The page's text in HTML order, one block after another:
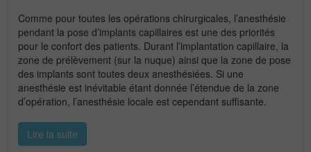
Comme pour toutes les opérations chirurgicales, l’anesthésie
pendant la pose d’implants capillaires est une des priorités
pour le confort des patients. Durant l’implantation capillaire, la
zone de prélèvement (sur la nuque) ainsi que la zone de pose
des implants sont toutes deux anesthésiées. Si une
anesthésie est inévitable étant donnée l’étendue de la zone
d’opération, l’anesthésie locale est cependant suffisante.
Lire la suite